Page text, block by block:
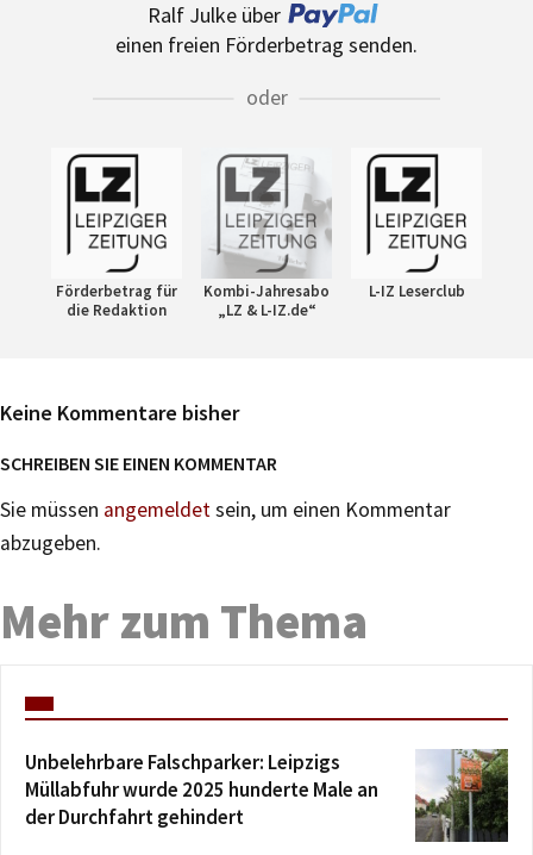
Ralf Julke über
einen freien Förderbetrag senden.
oder
Förderbetrag für
die Redaktion
Kombi-Jahresabo
„LZ & L-IZ.de“
L-IZ Leserclub
Keine Kommentare bisher
SCHREIBEN SIE EINEN KOMMENTAR
Sie müssen angemeldetsein, um einen Kommentar
abzugeben.
Mehr zum Thema
Unbelehrbare Falschparker: Leipzigs
Müllabfuhr wurde 2025 hunderte Male an
der Durchfahrt gehindert